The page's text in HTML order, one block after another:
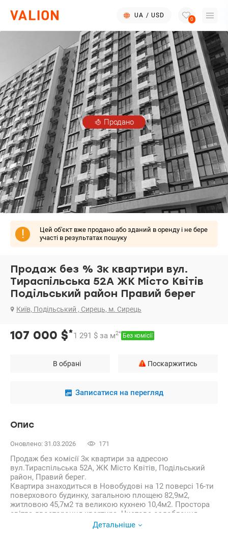
UA / USD
0
Продано
!
Цей об'єкт вже продано або зданий в оренду і не бере
участі в результатах пошуку
Продаж без % 3к квартири вул.
Тираспільська 52А ЖК Місто Квітів
Подільський район Правий берег
Київ, Подільський , Сирець, м. Сирець
107 000 $*1 291 $ за м2* Без комісії
В обрані Поскаржитись
Записатися на перегляд
Опис
Оновлено: 31.03.2026 171
Продаж без комісії 3к квартири за адресою
вул.Тираспільська 52А, ЖК Місто Квітів, Подільський
район, Правий берег.
Квартира знаходиться в Новобудові на 12 поверсі 16-ти
поверхового будинку, загальною площею 82,9м2,
житловою 45,7м2 та великою кухнею 10,4м2. Простора
світла двостороння квартира. Чистове оздоблення
(white box) квартири забезпечить вагоме збереження
Детальніше